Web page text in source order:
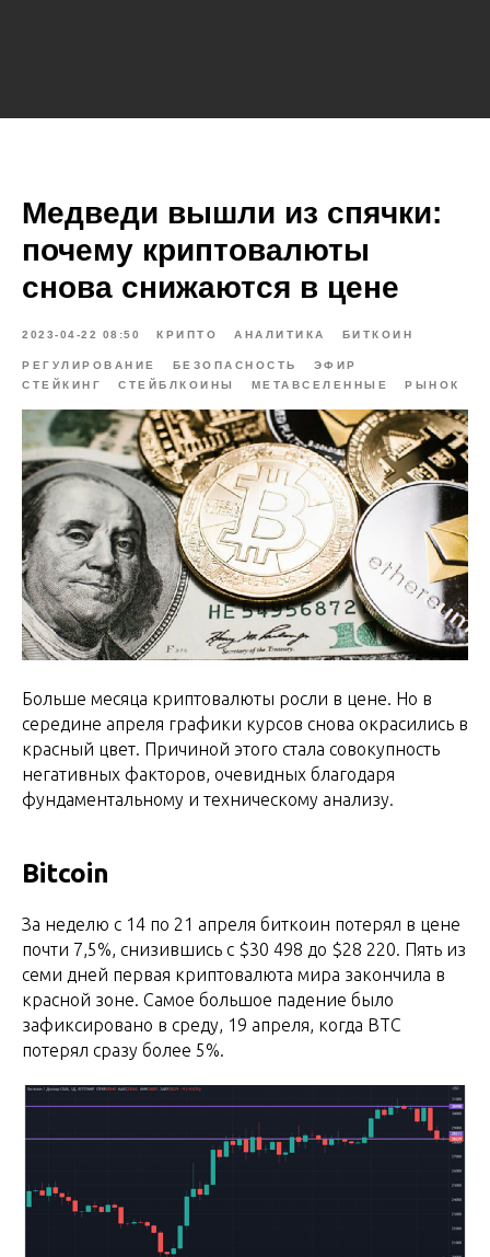
Медведи вышли из спячки:
почему криптовалюты
снова снижаются в цене
2023-04-22 08:50 КРИПТО АНАЛИТИКА БИТКОИН
РЕГУЛИРОВАНИЕ БЕЗОПАСНОСТЬ
ЭФИР
СТЕЙКИНГ
СТЕЙБЛКОИНЫ МЕТАВСЕЛЕННЫЕ РЫНОК
Больше месяца криптовалюты росли в цене. Но в
середине апреля графики курсов снова окрасились в
красный цвет. Причиной этого стала совокупность
негативных факторов, очевидных благодаря
фундаментальному и техническому анализу.
Bitcoin
За неделю с 14 по 21 апреля биткоин потерял в цене
почти 7,5%, снизившись с $30 498 до $28 220. Пять из
семи дней первая криптовалюта мира закончила в
красной зоне. Самое большое падение было
зафиксировано в среду, 19 апреля, когда BTC
потерял сразу более 5%.